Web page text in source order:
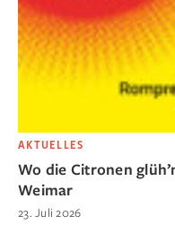
AKTUELLES
Wo die Citronen
Weimar
23. Juli 2026